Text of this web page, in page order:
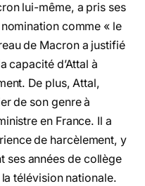
lui-même, a pris ses
comme « le
de Macron a justifié
capacité d’Attal à
De plus, Attal,
de son genre à
en France. Il a
de harcèlement, y
ses années de collège
télévision nationale.